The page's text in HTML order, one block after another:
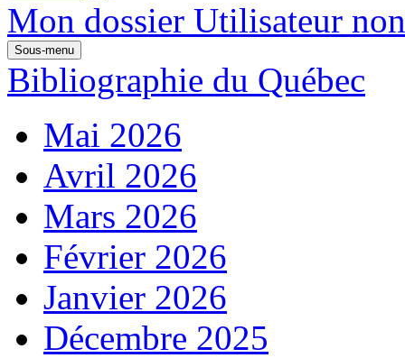
Mon dossier Utilisateur
Sous-menu
Bibliographie du Québec
Mai 2026
Avril 2026
Mars 2026
Février 2026
Janvier 2026
Décembre 2025